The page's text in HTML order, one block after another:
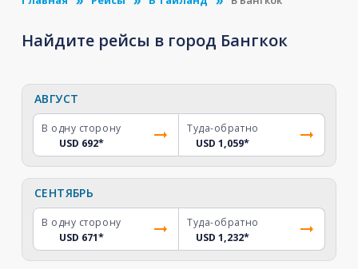
Найдите рейсы в город Бангкок
АВГУСТ
В одну сторону
USD 692*
Туда-обратно
USD 1,059*
СЕНТЯБРЬ
В одну сторону
USD 671*
Туда-обратно
USD 1,232*